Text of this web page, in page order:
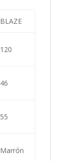
BLAZE
120
46
55
Marrón